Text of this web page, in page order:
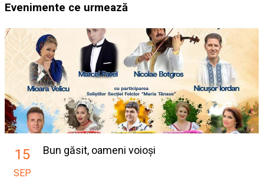
Evenimente ce urmează
15
SEP
Bun găsit, oameni voioși